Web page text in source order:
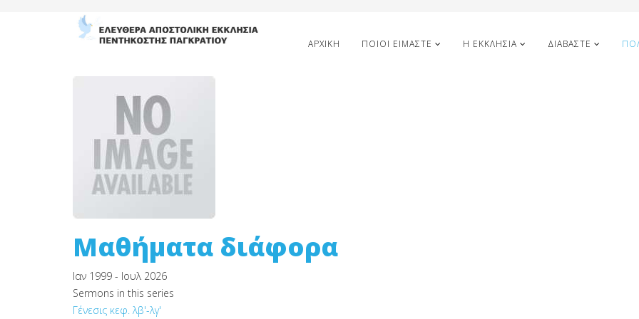
ΑΡΧΙΚΉ ΠΟΙΟΙ ΕΊΜΑΣΤΕ Η ΕΚΚΛΗΣΊΑ ΔΙΑΒΆΣΤΕ
Μαθήματα διάφορα
Ιαν 1999 - Ιουλ 2026
Sermons in this series
Γένεσις κεφ. λβ'-λγ'